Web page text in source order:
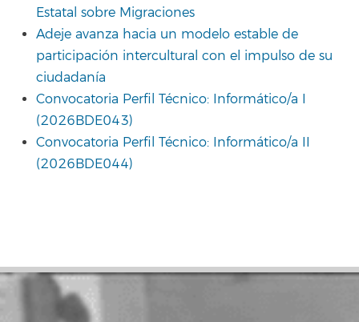
Estatal sobre Migraciones
Adeje avanza hacia un modelo estable de
participación intercultural con el impulso de su
ciudadanía
Convocatoria Perfil Técnico: Informático/a I
(2026BDE043)
Convocatoria Perfil Técnico: Informático/a II
(2026BDE044)